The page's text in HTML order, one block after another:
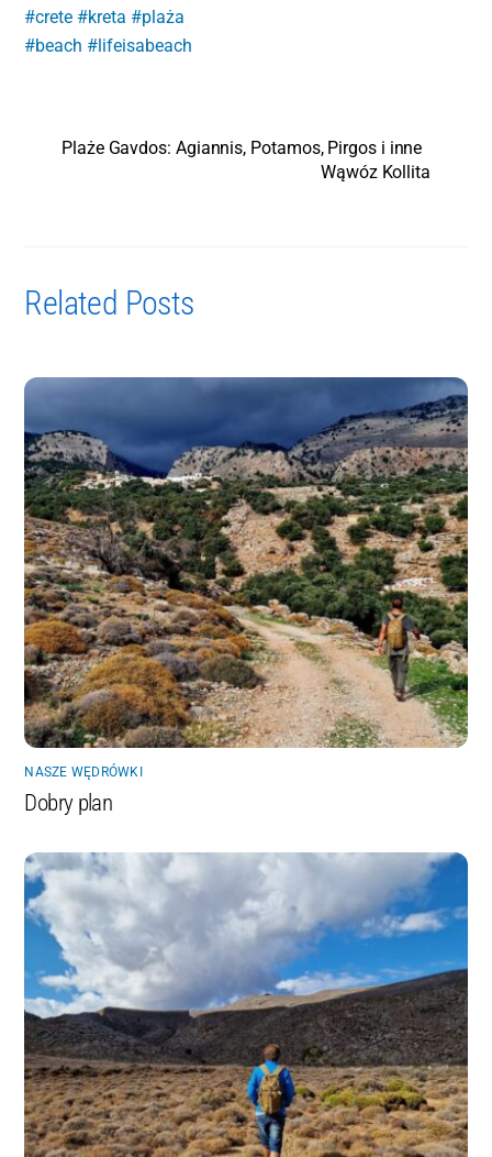
#crete #kreta #plaża
#beach #lifeisabeach
Plaże Gavdos: Agiannis, Potamos, Pirgos i inne
Wąwóz Kollita
Related Posts
NASZE WĘDRÓWKI
Dobry plan